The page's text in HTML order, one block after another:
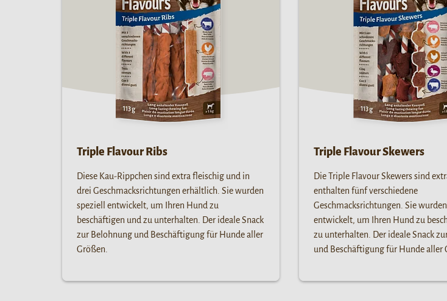
Triple Flavour Ribs
Diese Kau-Rippchen sind extra fleischig und in
drei Geschmacksrichtungen erhältlich. Sie wurden
speziell entwickelt, um Ihren Hund zu
beschäftigen und zu unterhalten. Der ideale Snack
zur Belohnung und Beschäftigung für Hunde aller
Größen.
Triple Flavour Skewers
Die Triple Flavour Skewers sind
enthalten fünf verschiedene
Geschmacksrichtungen. Sie wurden
entwickelt, um Ihren Hund zu
zu unterhalten. Der ideale Snack
und Beschäftigung für Hunde aller